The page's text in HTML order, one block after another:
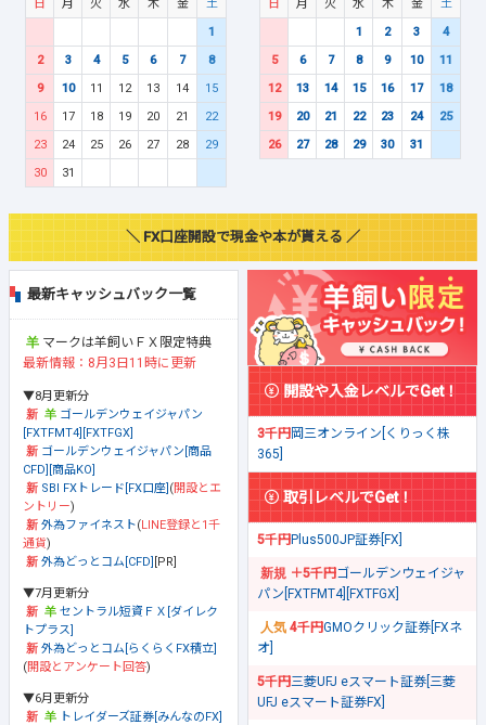
日 月 火 水 木 金
土
1
2
3 4 5 6 7
8
9
10 11 12 13 14
15
16
17 18 19 20 21
22
23
24 25 26 27 28
29
30
31
日 月 火 水 木 金
土
1
2 3
4
5
6 7 8 9 10
11
12
13 14 15 16 17
18
19
20 21 22 23 24
25
26
27 28 29 30 31
＼ FX口座開設で現金や本が貰える ／
最新キャッシュバック一覧
マークは羊飼いＦＸ限定特典
最新情報：8月3日11時に更新
▼8月更新分
ゴールデンウェイジャパン
[FXTFMT4][FXTFGX]
ゴールデンウェイジャパン[商品
CFD][商品KO]
SBI FXトレード[FX口座] (開設とエ
ントリー)
外為ファイネスト(LINE登録と1千
通貨)
外為どっとコム[CFD] [PR]
▼7月更新分
セントラル短資ＦＸ[ダイレク
トプラス]
外為どっとコム[らくらくFX積立]
(開設とアンケート回答)
▼6月更新分
トレイダーズ証券[みんなのFX]
開設や入金レベルでGet！
3千円岡三オンライン[くりっく株
365]
取引レベルでGet！
5千円Plus500JP証券[FX]
＋5千円ゴールデンウェイジャ
パン[FXTFMT4][FXTFGX]
4千円GMOクリック証券[FXネ
オ]
5千円三菱UFJ eスマート証券[三菱
UFJ eスマート証券FX]